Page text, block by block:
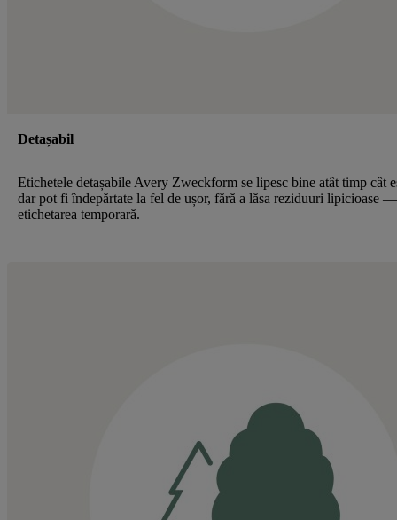
Detașabil
Etichetele detașabile Avery Zweckform se lipesc bine atât timp cât
dar pot fi îndepărtate la fel de ușor, fără a lăsa reziduuri lipicioase
etichetarea temporară.